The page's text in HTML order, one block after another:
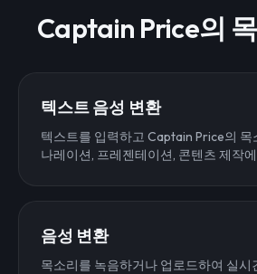
Captain Price의
텍스트 음성 변환
텍스트를 입력하고 Captain Price의 목
나레이션, 프레젠테이션, 콘텐츠 제작
음성 변환
목소리를 녹음하거나 업로드하여 실시